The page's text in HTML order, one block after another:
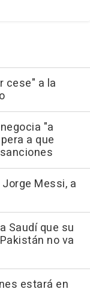
cese" a la
"a
a que
Messi, a
Saudí que su
no va
estará en